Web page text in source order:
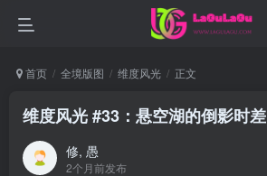
首页 全境版图 维度风光 正文
维度风光 #33：悬空湖的倒影时差
修, 愚
2个月前发布